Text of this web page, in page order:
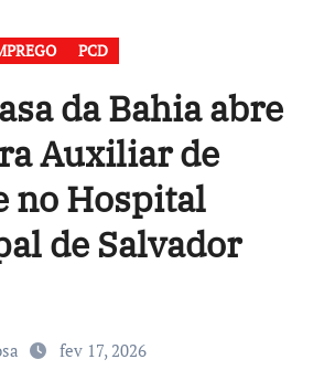
PCD
da Bahia abre
Auxiliar de
no Hospital
de Salvador
fev 17, 2026